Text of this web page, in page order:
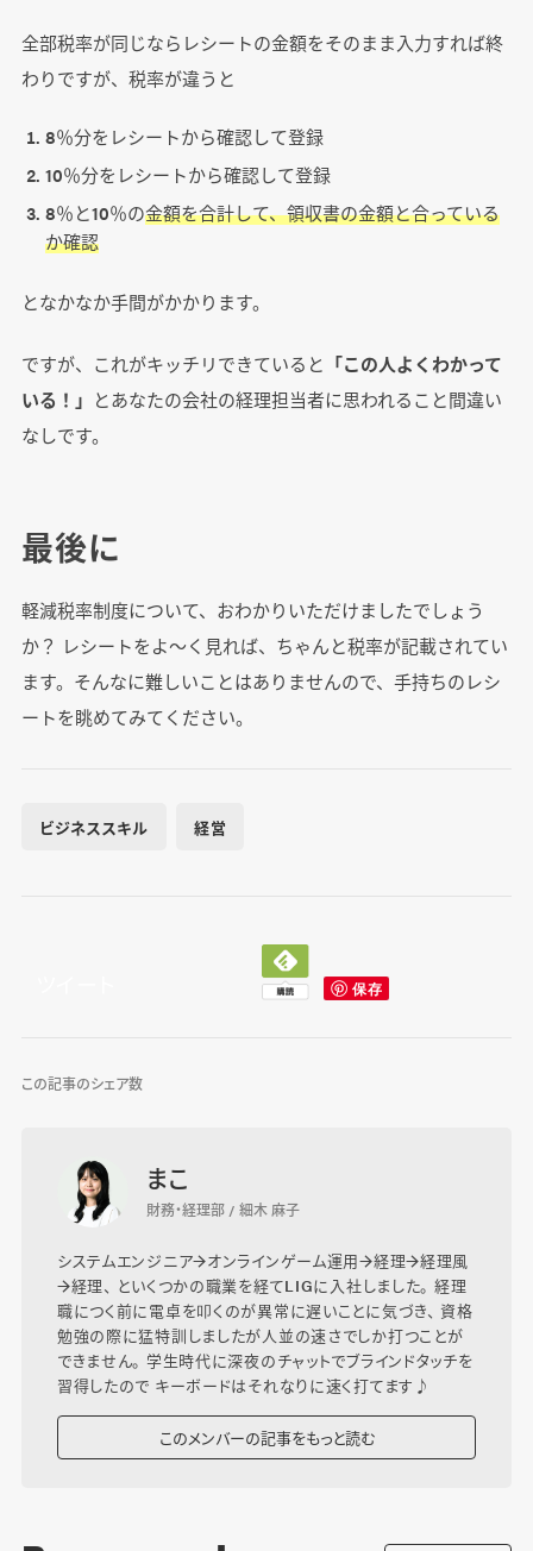
全部税率が同じならレシートの金額をそのまま入力すれば終
わりですが、税率が違うと
8％分をレシートから確認して登録
10％分をレシートから確認して登録
8％と10％の金額を合計して、領収書の金額と合っている
か確認
となかなか手間がかかります。
ですが、これがキッチリできていると 「この人よくわかって
いる！」 とあなたの会社の経理担当者に思われること間違い
なしです。
最後に
軽減税率制度について、おわかりいただけましたでしょう
か？ レシートをよ～く見れば、ちゃんと税率が記載されてい
ます。そんなに難しいことはありませんので、手持ちのレシ
ートを眺めてみてください。
ビジネススキル 経営
この記事のシェア数
まこ
財務・経理部 / 細木 麻子
システムエンジニア→オンラインゲーム運用→経理→経理風
→経理、 といくつかの職業を経てLIGに入社しました。 経理
職につく前に電卓を叩くのが異常に遅いことに気づき、 資格
勉強の際に猛特訓しましたが人並の速さでしか打つことが
できません。 学生時代に深夜のチャットでブラインドタッチを
習得したので キーボードはそれなりに速く打てます♪
このメンバーの記事をもっと読む